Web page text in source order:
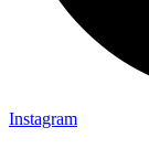
Instagram